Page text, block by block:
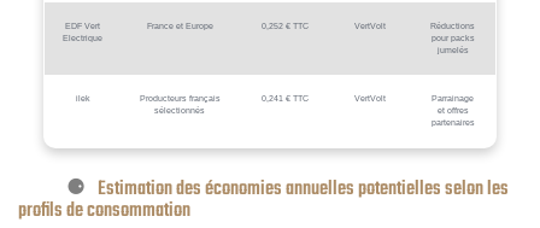
EDF Vert
Electrique
France et Europe 0,252 € TTC VertVolt
Réductions
pour packs
jumelés
ilek
Producteurs français
sélectionnés
0,241 € TTC VertVolt
Parrainage
et offres
partenaires
Estimation des économies annuelles potentielles selon les
profils de consommation